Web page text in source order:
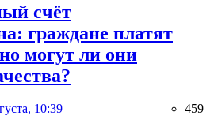
счёт
граждане платят
могут ли они
10:39 459